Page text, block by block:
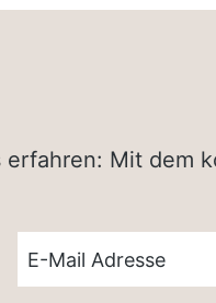
erfahren: Mit dem